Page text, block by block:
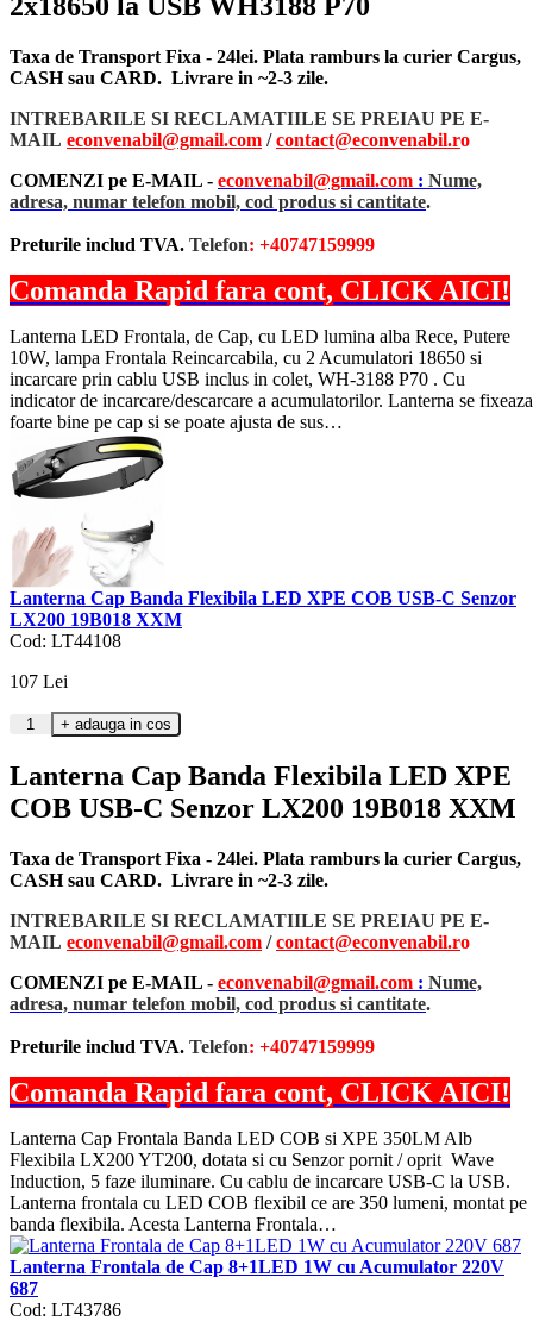
Taxa de Transport Fixa - 24lei. Plata ramburs la curier Cargus,
CASH sau CARD. Livrare in ~2-3 zile.
INTREBARILE SI RECLAMATIILE SE PREIAU PE E-
MAIL econvenabil@gmail.com /contact@econvenabil.ro
COMENZI pe E-MAIL - econvenabil@gmail.com : Nume,
adresa, numar telefon mobil, cod produs si cantitate.
Preturile includ TVA. Telefon: +40747159999
Comanda Rapid fara cont, CLICK AICI!
Lanterna LED Frontala, de Cap, cu LED lumina alba Rece, Putere
10W, lampa Frontala Reincarcabila, cu 2 Acumulatori 18650 si
incarcare prin cablu USB inclus in colet, WH-3188 P70 . Cu
indicator de incarcare/descarcare a acumulatorilor. Lanterna se fixeaza
foarte bine pe cap si se poate ajusta de sus…
Lanterna Cap Banda Flexibila LED XPE COB USB-C Senzor
LX200 19B018 XXM
Cod: LT44108
107 Lei
Lanterna Cap Banda Flexibila LED XPE
COB USB-C Senzor LX200 19B018 XXM
Taxa de Transport Fixa - 24lei. Plata ramburs la curier Cargus,
CASH sau CARD. Livrare in ~2-3 zile.
INTREBARILE SI RECLAMATIILE SE PREIAU PE E-
MAIL econvenabil@gmail.com /contact@econvenabil.ro
COMENZI pe E-MAIL - econvenabil@gmail.com : Nume,
adresa, numar telefon mobil, cod produs si cantitate.
Preturile includ TVA. Telefon: +40747159999
Comanda Rapid fara cont, CLICK AICI!
Lanterna Cap Frontala Banda LED COB si XPE 350LM Alb
Flexibila LX200 YT200, dotata si cu Senzor pornit / oprit Wave
Induction, 5 faze iluminare. Cu cablu de incarcare USB-C la USB.
Lanterna frontala cu LED COB flexibil ce are 350 lumeni, montat pe
banda flexibila. Acesta Lanterna Frontala…
Lanterna Frontala de Cap 8+1LED 1W cu Acumulator 220V
687
Cod: LT43786